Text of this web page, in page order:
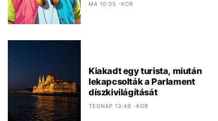
MA 10:05 -KOR
Kiakadt egy turista, miután
lekapcsolták a Parlament
díszkivilágítását
TEGNAP 13:49 -KOR